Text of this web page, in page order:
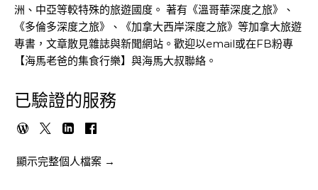
洲、中亞等較特殊的旅遊國度。 著有《溫哥華深度之旅》、
《多倫多深度之旅》、《加拿大西岸深度之旅》等加拿大旅遊
專書，文章散見雜誌與新聞網站。歡迎以email或在FB粉專
【海馬老爸的集食行樂】與海馬大叔聯絡。
已驗證的服務
顯示完整個人檔案 →